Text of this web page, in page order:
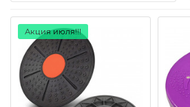
Акция июля!!!